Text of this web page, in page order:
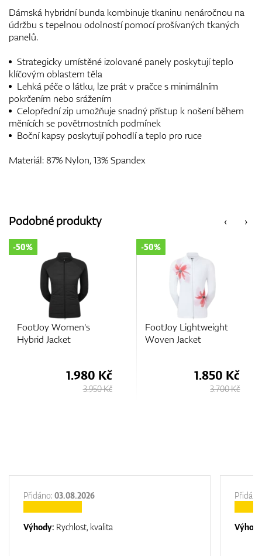
Dámská hybridní bunda kombinuje tkaninu nenáročnou na
údržbu s tepelnou odolností pomocí prošívaných tkaných
panelů.
Strategicky umístěné izolované panely poskytují teplo
klíčovým oblastem těla
Lehká péče o látku, lze prát v pračce s minimálním
pokrčením nebo srážením
Celopřední zip umožňuje snadný přístup k nošení během
měnících se povětrnostních podmínek
Boční kapsy poskytují pohodlí a teplo pro ruce
Materiál: 87% Nylon, 13% Spandex
‹
Podobné produkty ›
FootJoy Lightweight
Woven Jacket
1.850 Kč
FootJoy Women's
Hybrid Jacket
Přidáno: 03.08.2026
Výhody: Rychlost, kvalita